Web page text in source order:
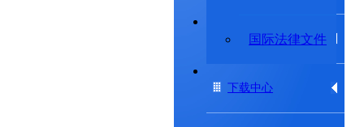
国际法律文件
出版物
下载中心